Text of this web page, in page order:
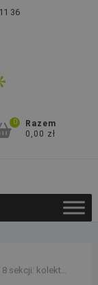
36
0
Razem
0,00 zł
sterownik RC2 i 2 studzienki PE 32